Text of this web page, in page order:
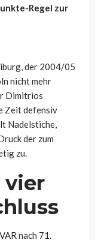
Regel zur
der 2004/05
nicht mehr
Dimitrios
Zeit defensiv
Nadelstiche,
der zum
zu.
nach 71.